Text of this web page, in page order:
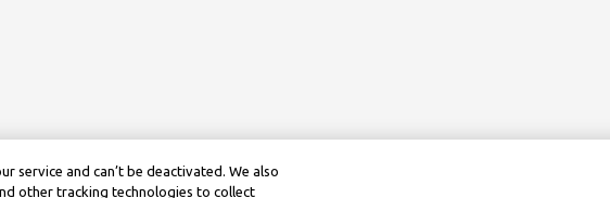
service and can’t be deactivated. We also
other tracking technologies to collect